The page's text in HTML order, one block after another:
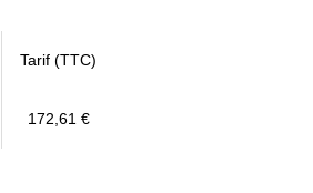
Tarif (TTC)
172,61 €